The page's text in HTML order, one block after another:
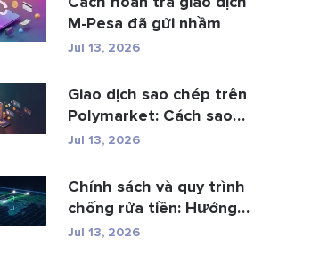
M-Pesa đã gửi nhầm
Jul 13, 2026
Giao dịch sao chép trên
Polymarket: Cách sao
chép ví hàng ...
Jul 13, 2026
Chính sách và quy trình
chống rửa tiền: Hướng
dẫn t...
Jul 13, 2026